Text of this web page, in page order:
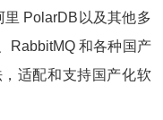
PolarDB以及其他多
RabbitMQ 和各种国产
适配和支持国产化软